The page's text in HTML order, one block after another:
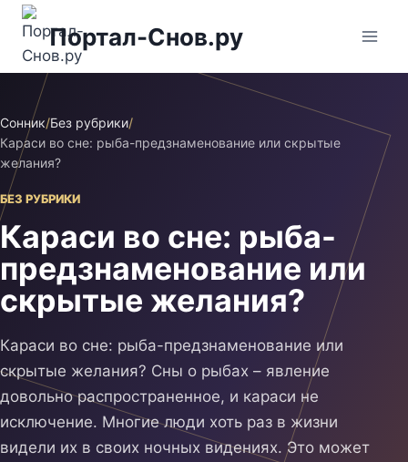
Перейти
содержимому
Портал-Снов.ру
Сонник/Без рубрики/
Караси во сне: рыба-предзнаменование или скрытые
желания?
БЕЗ РУБРИКИ
Караси во сне: рыба-
предзнаменование или
скрытые желания?
Караси во сне: рыба-предзнаменование или
скрытые желания? Сны о рыбах – явление
довольно распространенное, и караси не
исключение. Многие люди хоть раз в жизни
видели их в своих ночных видениях. Это может